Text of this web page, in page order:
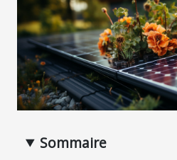
Sommaire